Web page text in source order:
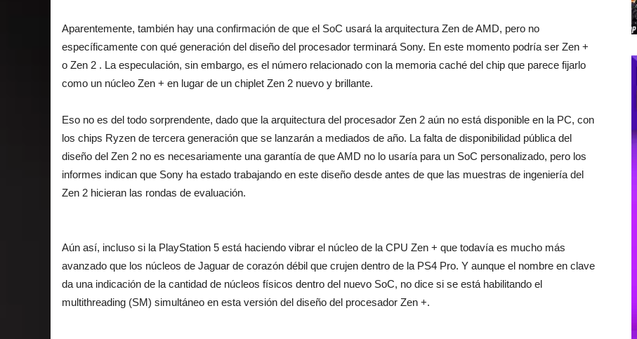
Aparentemente, también hay una confirmación de que el SoC usará la arquitectura Zen de AMD, pero no
específicamente con qué generación del diseño del procesador terminará Sony. En este momento podría ser Zen +
o Zen 2 . La especulación, sin embargo, es el número relacionado con la memoria caché del chip que parece fijarlo
como un núcleo Zen + en lugar de un chiplet Zen 2 nuevo y brillante.
Eso no es del todo sorprendente, dado que la arquitectura del procesador Zen 2 aún no está disponible en la PC, con
los chips Ryzen de tercera generación que se lanzarán a mediados de año. La falta de disponibilidad pública del
diseño del Zen 2 no es necesariamente una garantía de que AMD no lo usaría para un SoC personalizado, pero los
informes indican que Sony ha estado trabajando en este diseño desde antes de que las muestras de ingeniería del
Zen 2 hicieran las rondas de evaluación.
Aún así, incluso si la PlayStation 5 está haciendo vibrar el núcleo de la CPU Zen + que todavía es mucho más
avanzado que los núcleos de Jaguar de corazón débil que crujen dentro de la PS4 Pro. Y aunque el nombre en clave
da una indicación de la cantidad de núcleos físicos dentro del nuevo SoC, no dice si se está habilitando el
multithreading (SM) simultáneo en esta versión del diseño del procesador Zen +.